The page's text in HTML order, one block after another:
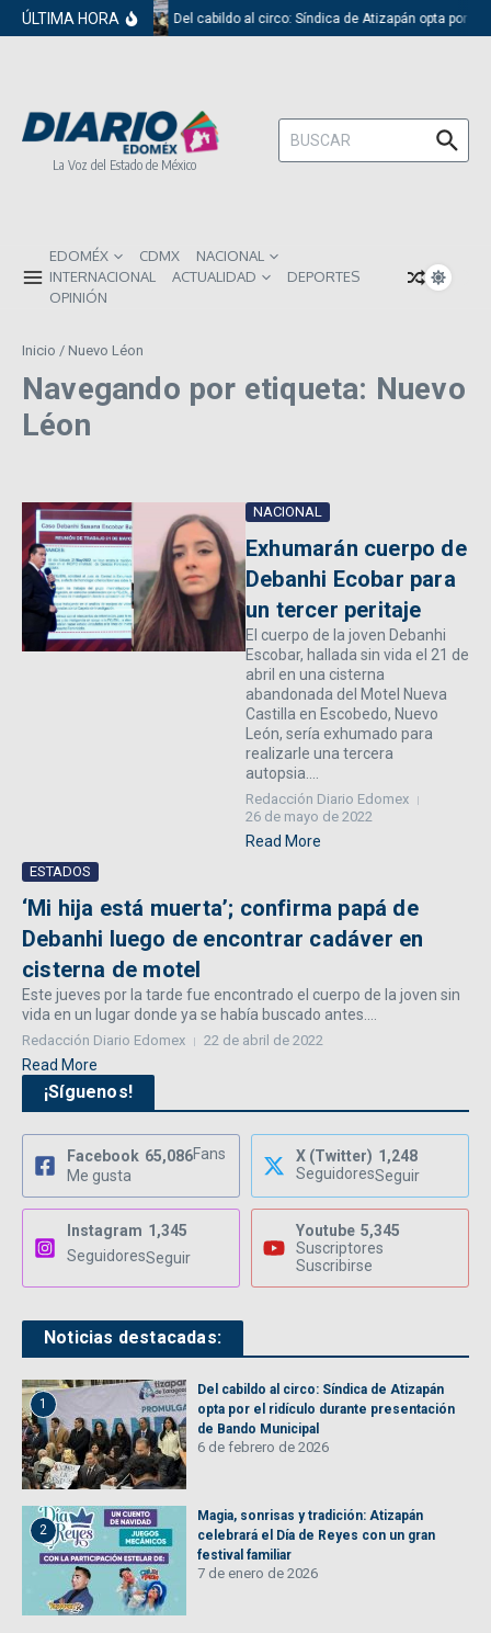
Saltar al contenido
ÚLTIMA HORA Del cabildo al circo: Síndica de Atizapán opta por
La Voz del Estado de México
Buscar:
EDOMÉX CDMX
NACIONAL
INTERNACIONAL
ACTUALIDAD
DEPORTES
OPINIÓN
Inicio / Nuevo Léon
Navegando por etiqueta: Nuevo
Léon
NACIONAL
Exhumarán cuerpo de
Debanhi Ecobar para
un tercer peritaje
El cuerpo de la joven Debanhi
Escobar, hallada sin vida el 21 de
abril en una cisterna
abandonada del Motel Nueva
Castilla en Escobedo, Nuevo
León, sería exhumado para
realizarle una tercera
autopsia....
Redacción Diario Edomex
26 de mayo de 2022
Read More
ESTADOS
‘Mi hija está muerta’; confirma papá de
Debanhi luego de encontrar cadáver en
cisterna de motel
Este jueves por la tarde fue encontrado el cuerpo de la joven sin
vida en un lugar donde ya se había buscado antes....
Redacción Diario Edomex 22 de abril de 2022
Read More
¡Síguenos!
Facebook 65,086Fans
Me gusta
X (Twitter) 1,248
SeguidoresSeguir
Instagram 1,345
SeguidoresSeguir
Youtube 5,345
Suscriptores
Suscribirse
Noticias destacadas:
1
Del cabildo al circo: Síndica de Atizapán
opta por el ridículo durante presentación
de Bando Municipal
6 de febrero de 2026
2
Magia, sonrisas y tradición: Atizapán
celebrará el Día de Reyes con un gran
festival familiar
7 de enero de 2026